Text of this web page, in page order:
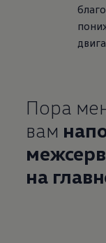
Пора
вам
на